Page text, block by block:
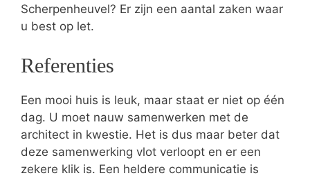
Scherpenheuvel? Er zijn een aantal zaken waar
u best op let.
Referenties
Een mooi huis is leuk, maar staat er niet op één
dag. U moet nauw samenwerken met de
architect in kwestie. Het is dus maar beter dat
deze samenwerking vlot verloopt en er een
zekere klik is. Een heldere communicatie is